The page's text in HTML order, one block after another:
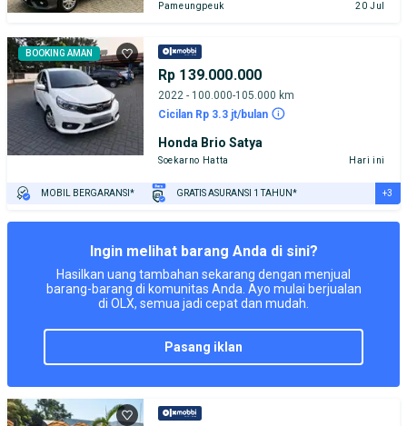
Pameungpeuk 20 Jul
BOOKING AMAN
Rp 139.000.000
2022 - 100.000-105.000 km
Cicilan Rp 3.3 jt/bulan
Honda Brio Satya
Soekarno Hatta Hari ini
MOBIL BERGARANSI* GRATIS ASURANSI 1 TAHUN* +3
Ingin melihat barang Anda di sini?
Hasilkan uang tambahan sekarang dengan menjual
barang-barang di komunitas Anda. Ayo mulai berjualan
di OLX, semua jadi cepat dan mudah.
pasang iklan